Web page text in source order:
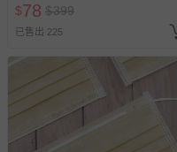
$78 $399
已售出 225